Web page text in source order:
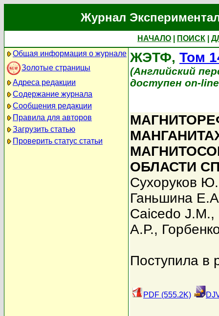
Журнал
НАЧАЛО ПОИСК
Общая информация о журнале
Золотые страницы
Адреса редакции
Содержание журнала
Сообщения редакции
Правила для авторов
Загрузить статью
Проверить статус статьи
ЖЭТФ, Том
(Английский
доступен on-
ОБЛАСТИ
Сухоруков
Ганьшина
Caicedo J.M.,
А.Р.,
Поступила в
PDF (555.2K)